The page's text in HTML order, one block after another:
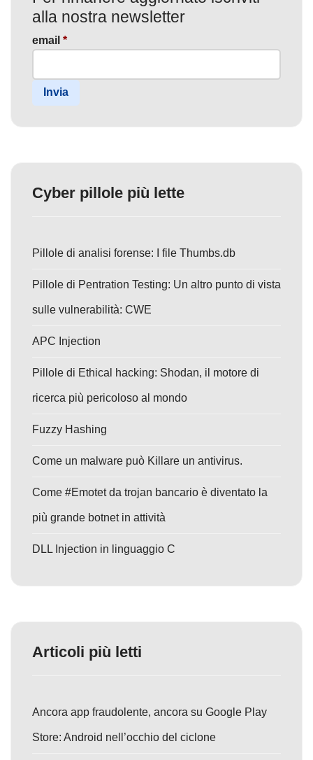
alla nostra newsletter
email *
Invia
Cyber pillole più lette
Pillole di analisi forense: I file Thumbs.db
Pillole di Pentration Testing: Un altro punto di vista
sulle vulnerabilità: CWE
APC Injection
Pillole di Ethical hacking: Shodan, il motore di
ricerca più pericoloso al mondo
Fuzzy Hashing
Come un malware può Killare un antivirus.
Come #Emotet da trojan bancario è diventato la
più grande botnet in attività
DLL Injection in linguaggio C
Articoli più letti
Ancora app fraudolente, ancora su Google Play
Store: Android nell’occhio del ciclone